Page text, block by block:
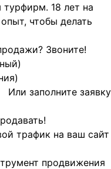
турфирм. 18 лет на
чтобы делать
Звоните!
Или заполните заявку
трафик на ваш сайт
продвижения